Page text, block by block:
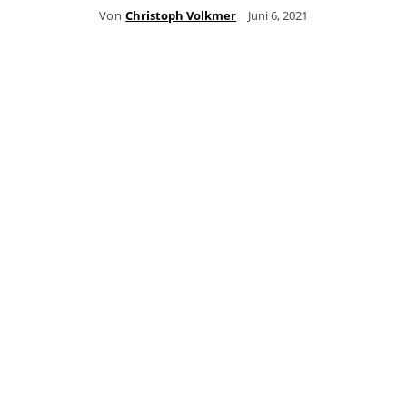
Von Christoph Volkmer Juni 6, 2021